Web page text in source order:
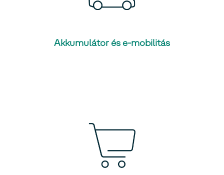
Akkumulátor és e-mobilitás